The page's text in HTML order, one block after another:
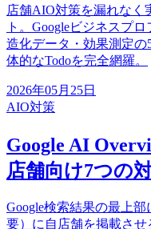
店舗AIO対策を漏れなく
ト。Googleビジネスプ
造化データ・効果測定
体的なTodoを完全網羅。
2026年05月25日
AIO対策
Google AI
店舗向け7つの
Google検索結果の最上
要）に自店舗を掲載さ